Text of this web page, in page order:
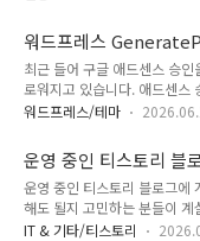
에 신고를 하면 6월 중에 환급
니다. 작년에는 살펴보니 6월
주에 입금이 되지 않을까 예
톡을 통해 국세환급금 계좌지
택스를 통해 환급계좌를 정정
했습니다. 아마 홈택스 전산
를 잘못 입력했거나 시스템 오
워드프레스
메뉴를 표시하는 방법
최근 들어 구글 애드센스 승
로워지고 있습니다. 애드센스
에 개인정보 보호방침, 이용약
즘 기준인 E-E-A-T(경험, 전문
(Trustworthiness)’을 검증하
긍정적인 영향을 미칠 수 있
테마를 사용하는 경우 몇 가
정보 보호정책, 이용약관 등의
워드프레스/테마
운영 중인 티스토리 블
메인)을 연결해도 될까
운영 중인 티스토리 블로그에
해도 될지 고민하는 분들이
소로 운영 중이라면 워드프레
IT & 기타/티스토리